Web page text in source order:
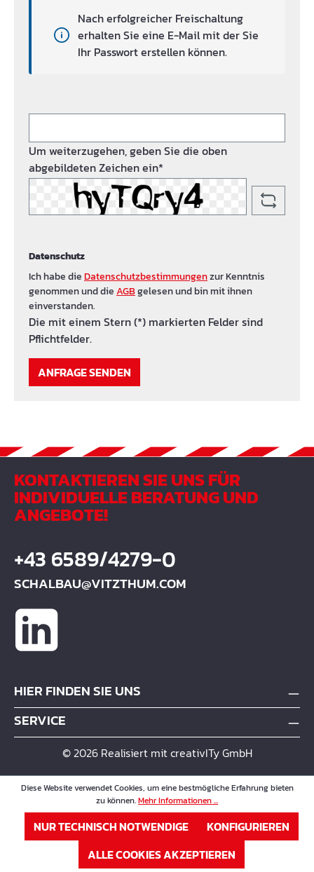
Nach erfolgreicher Freischaltung
erhalten Sie eine E-Mail mit der Sie
Ihr Passwort erstellen können.
Um weiterzugehen, geben Sie die oben
abgebildeten Zeichen ein*
Datenschutz
Ich habe dieDatenschutzbestimmungenzur Kenntnis
genommen und dieAGBgelesen und bin mit ihnen
einverstanden.
Die mit einem Stern (*) markierten Felder sind
Pflichtfelder.
ANFRAGE SENDEN
KONTAKTIEREN SIE UNS FÜR
INDIVIDUELLE BERATUNG UND
ANGEBOTE!
+43 6589/4279-0
SCHALBAU@VITZTHUM.COM
HIER FINDEN SIE UNS
SERVICE
© 2026 Realisiert mit creativITy GmbH
Diese Website verwendet Cookies, um eine bestmögliche Erfahrung bieten
zu können.Mehr Informationen ...
NUR TECHNISCH NOTWENDIGE
KONFIGURIEREN
ALLE COOKIES AKZEPTIEREN